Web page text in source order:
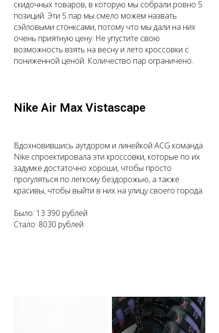
скидочных товаров, в которую мы собрали ровно 5
позиций. Эти 5 пар мы смело можем назвать
сэйловыми стонксами, потому что мы дали на них
очень приятную цену. Не упустите свою
возможность взять на весну и лето кроссовки с
пониженной ценой. Количество пар ограничено.
Nike Air Max Vistascape
Вдохновившись аутдором и линейкой ACG команда
Nike спроектировала эти кроссовки, которые по их
задумке достаточно хороши, чтобы просто
прогуляться по легкому бездорожью, а также
красивы, чтобы выйти в них на улицу своего города.
Было: 13 390 рублей
Стало: 8030 рублей